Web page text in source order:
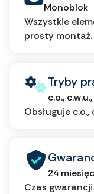
Monoblok
Wszystkie
prosty montaż.
Tryby
c.o.,
Obsługuje c.o.,
24
Czas